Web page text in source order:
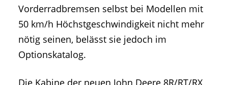
Vorderradbremsen selbst bei Modellen mit
50 km/h Höchstgeschwindigkeit nicht mehr
nötig seinen, belässt sie jedoch im
Optionskatalog.
Die Kabine der neuen John Deere 8R/RT/RX